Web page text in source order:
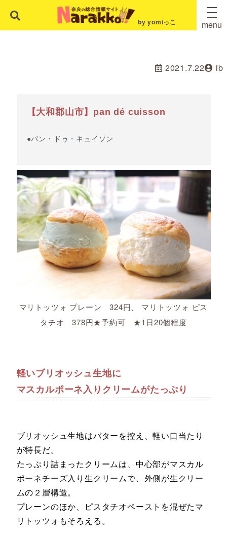
by yomiっこ menu
2021.7.22 ib
【大和郡山市】pan dé cuisson
●パン・ドゥ・キュイソン
マリトッツォ プレーン 324円、 マリトッツォ ピス
タチオ 378円★予約可 ★1日20個程度
軽いブリオッシュ生地に
マスカルポーネ入りクリームがたっぷり
ブリオッシュ生地はバターを控え、軽い口当たり
が特長だ。
たっぷり詰まったクリームは、中心部がマスカル
ポーネチーズ入り生クリームで、外側が生クリー
ムの２層構造。
プレーンのほか、ピスタチオペーストを混ぜたマ
リトッツォもそろえる。